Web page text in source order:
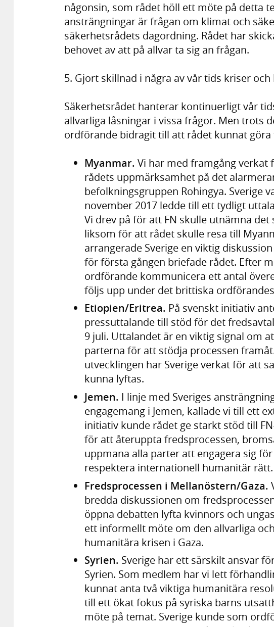
någonsin, som rådet höll ett möte på detta
ansträngningar är frågan om klimat och
säkerhetsrådets dagordning. Rådet har
behovet av att på allvar ta sig an frågan.
5. Gjort skillnad i några av vår tids kriser
Säkerhetsrådet hanterar kontinuerligt vår
allvarliga låsningar i vissa frågor. Men trots
ordförande bidragit till att rådet kunnat göra
Myanmar. Vi har med framgång
rådets uppmärksamhet på det
befolkningsgruppen Rohingya. Sverige
november 2017 ledde till ett tydligt
Vi drev på för att FN skulle utnämna
liksom för att rådet skulle resa till
arrangerade Sverige en viktig
för första gången briefade rådet. Efter
ordförande kommunicera ett antal
följs upp under det brittiska
Etiopien/Eritrea. På svenskt initiativ
pressuttalande till stöd för det
9 juli. Uttalandet är en viktig signal om
parterna för att stödja processen
utvecklingen har Sverige verkat för att
kunna lyftas.
Jemen. I linje med Sveriges
engagemang i Jemen, kallade vi till ett
initiativ kunde rådet ge starkt stöd till
för att återuppta fredsprocessen,
uppmana alla parter att engagera sig
respektera internationell humanitär rätt.
Fredsprocessen i Mellanöstern/Gaza.
bredda diskussionen om
öppna debatten lyfta kvinnors och
ett informellt möte om den allvarliga
humanitära krisen i Gaza.
Syrien. Sverige har ett särskilt ansvar
Syrien. Som medlem har vi lett
kunnat anta två viktiga humanitära
till ett ökat fokus på syriska barns
möte på temat. Sverige kunde som